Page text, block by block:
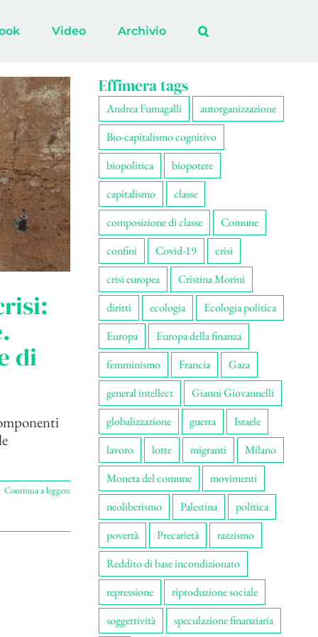
Video Archivio
di
Continua a leggere
Effimera tags
Andrea Fumagalli
autorganizzazione
Bio-capitalismo cognitivo
biopolitica
biopotere
capitalismo
classe
composizione di classe
Comune
confini
Covid-19
crisi
crisi europea
Cristina Morini
diritti
ecologia
Ecologia politica
Europa
Europa della finanza
femminismo
Francia
Gaza
general intellect
Gianni Giovannelli
globalizzazione
guerra
Israele
lavoro
lotte migranti
Milano
Moneta del comune
movimenti
neoliberismo
Palestina
politica
povertà
Precarietà
razzismo
Reddito di base incondizionato
repressione
riproduzione sociale
soggettività
speculazione finanziaria